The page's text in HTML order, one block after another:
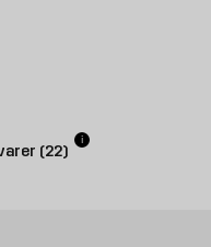
(22)
i